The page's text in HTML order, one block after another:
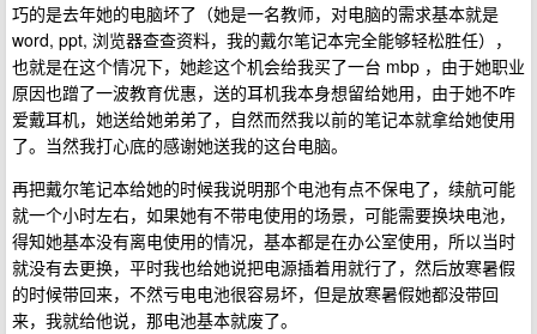
巧的是去年她的电脑坏了（她是一名教师，对电脑的需求基本就是
word, ppt, 浏览器查查资料，我的戴尔笔记本完全能够轻松胜任），
也就是在这个情况下，她趁这个机会给我买了一台 mbp ，由于她职业
原因也蹭了一波教育优惠，送的耳机我本身想留给她用，由于她不咋
爱戴耳机，她送给她弟弟了，自然而然我以前的笔记本就拿给她使用
了。当然我打心底的感谢她送我的这台电脑。
再把戴尔笔记本给她的时候我说明那个电池有点不保电了，续航可能
就一个小时左右，如果她有不带电使用的场景，可能需要换块电池，
得知她基本没有离电使用的情况，基本都是在办公室使用，所以当时
就没有去更换，平时我也给她说把电源插着用就行了，然后放寒暑假
的时候带回来，不然亏电电池很容易坏，但是放寒暑假她都没带回
来，我就给他说，那电池基本就废了。